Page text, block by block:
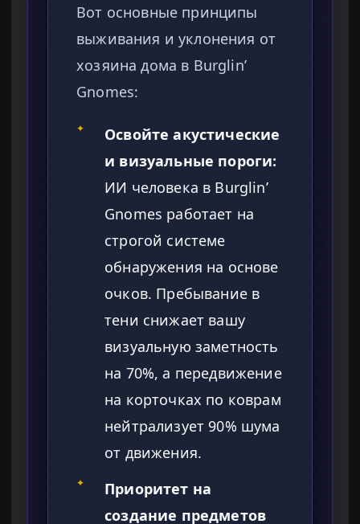
Вот основные принципы
выживания и уклонения от
хозяина дома в Burglin’
Gnomes:
✦
Освойте акустические
и визуальные пороги:
ИИ человека в Burglin’
Gnomes работает на
строгой системе
обнаружения на основе
очков. Пребывание в
тени снижает вашу
визуальную заметность
на 70%, а передвижение
на корточках по коврам
нейтрализует 90% шума
от движения.
✦
Приоритет на
создание предметов